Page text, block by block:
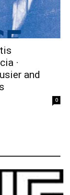
·
and
0